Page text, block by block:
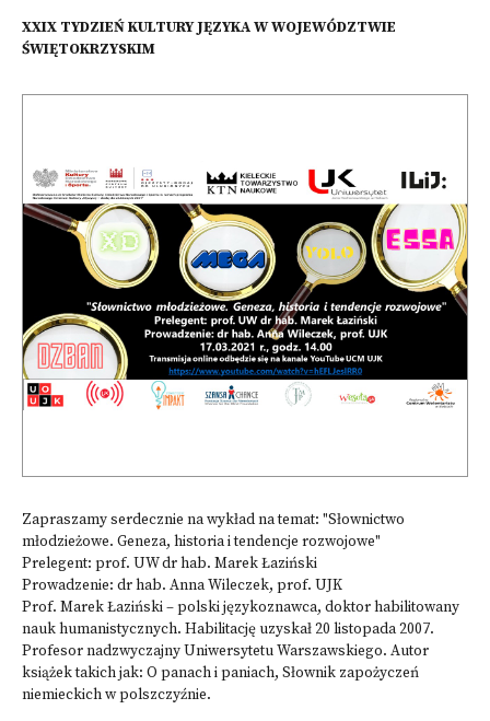
XXIX TYDZIEŃ KULTURY JĘZYKA W WOJEWÓDZTWIE
ŚWIĘTOKRZYSKIM
Zapraszamy serdecznie na wykład na temat: "Słownictwo
młodzieżowe. Geneza, historia i tendencje rozwojowe"
Prelegent: prof. UW dr hab. Marek Łaziński
Prowadzenie: dr hab. Anna Wileczek, prof. UJK
Prof. Marek Łaziński – polski językoznawca, doktor habilitowany
nauk humanistycznych. Habilitację uzyskał 20 listopada 2007.
Profesor nadzwyczajny Uniwersytetu Warszawskiego. Autor
książek takich jak: O panach i paniach, Słownik zapożyczeń
niemieckich w polszczyźnie.